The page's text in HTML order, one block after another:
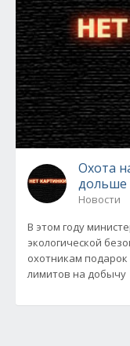
Охота
дольше
Новости
В этом году
экологической
охотникам
лимитов на добычу